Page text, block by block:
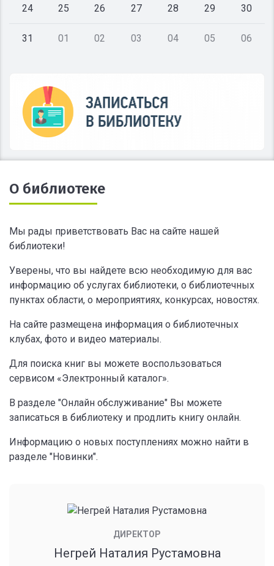
24 25 26 27 28 29 30
31 01 02 03 04 05 06
О библиотеке
Мы рады приветствовать Вас на сайте нашей
библиотеки!
Уверены, что вы найдете всю необходимую для вас
информацию об услугах библиотеки, о библиотечных
пунктах области, о мероприятиях, конкурсах, новостях.
На сайте размещена информация о библиотечных
клубах, фото и видео материалы.
Для поиска книг вы можете воспользоваться
сервисом «Электронный каталог».
В разделе "Онлайн обслуживание" Вы можете
записаться в библиотеку и продлить книгу онлайн.
Информацию о новых поступлениях можно найти в
разделе "Новинки".
ДИРЕКТОР
Негрей Наталия Рустамовна